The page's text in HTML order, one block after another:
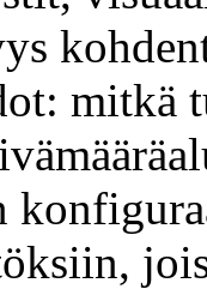
mitkä